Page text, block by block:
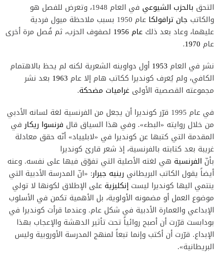
التحق بالحزب الشيوعي
في العام 1948، وتعرض للفصل هو
والكاتب جان ترافولكا
عام 1950 بسبب ملاحظة ميول فردية
عليهما، وعاد بعد ذلك عام 1956
لصفوف الحزب، ثم فُصل مرة أخرى
عام 1970
.
نشر في العام 1953 أول دواوينه الشعرية لكنه لم يحظ بالاهتمام
الكافي، ولم يُعرف كونديرا ككاتب هام إلا عام 1963 بعد نشر
مجموعته القصصية الأولى غراميات مضحكة.
في عام 1995 قرّر كونديرا أن يجعل من الفرنسية لغة لسانه الأدبي
من خلال روايته «البطء». وفي هذا السياق قال فرنسوا ريكار في
المقدمة التي كتبها عن كونديرا في «لابليياد» أنّه حقق معادلة
غريبة بعد كتابته بالفرنسية، إذ شعر قارئ كونديرا
بأنّ الفرنسية هي لغته الأصلية التي تفوّق فيها على نفسه. وعنه
أيضاً يقول الكاتب البريطاني رينيه جيرار: «انّ المدرسة الأدبية التي
ينتمي اليها كونديرا ليست إنكليزية على الإطلاق لكونها لا تولي
موضوع العمل أو مضمونه الأولوية، بل الأهمية تكمن في الأسلوب
الإبداعي والعمارة الأدبية في شكل عام. وعندما قرأت كونديرا في
بودابست قرّرت أن أصبح روائياً تحت تأثير الدهشة والإعجاب بهذا
الإبداع. قرّرت أن أكتب وإنما تبعاً لمنهج المدرسة الأوروبية وليس
البريطانية».